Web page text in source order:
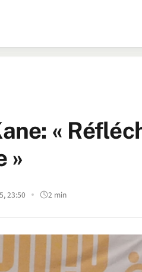
«
»
23:50 2 min